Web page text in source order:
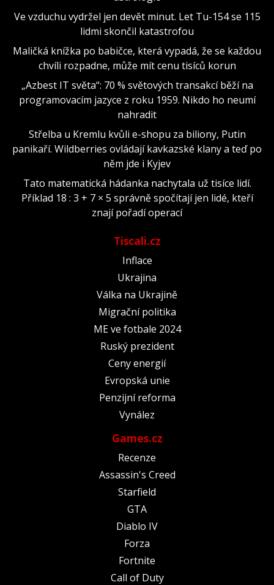
Ve vzduchu vydržel jen devět minut. Let Tu-154 se 115
lidmi skončil katastrofou
Maličká knížka po babičce, která vypadá, že se každou
chvíli rozpadne, může mít cenu tisíců korun
„Azbest IT světa“: 70 % světových transakcí běží na
programovacím jazyce z roku 1959. Nikdo ho neumí
nahradit
Střelba u Kremlu kvůli e-shopu za biliony, Putin
panikaří. Wildberries ovládají kavkazské klany a teď po
něm jde i Kyjev
Tato matematická hádanka nachytala už tisíce lidí.
Příklad 18 : 3 + 7 × 5 správně spočítají jen lidé, kteří
znají pořadí operací
Tiscali.cz
Inflace
Ukrajina
Válka na Ukrajině
Migrační politika
ME ve fotbale 2024
Ruský prezident
Ceny energií
Evropská unie
Penzijní reforma
Vynález
Games.cz
Recenze
Assassin's Creed
Starfield
GTA
Diablo IV
Forza
Fortnite
Call of Duty